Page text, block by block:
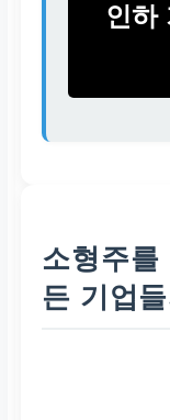
인하
소형주를
든 기업